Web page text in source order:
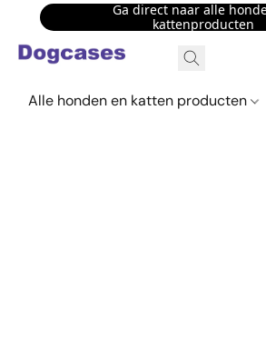
Ga direct naar alle
kattenproducten
Alle honden en katten producten